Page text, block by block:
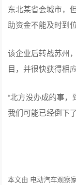
东北某省会城市，
助资金不能及时到位
该企业后转战苏州
目，并很快获得相
“北方没办成的事，
我们可能已经倒下
本文由 电动汽车观察